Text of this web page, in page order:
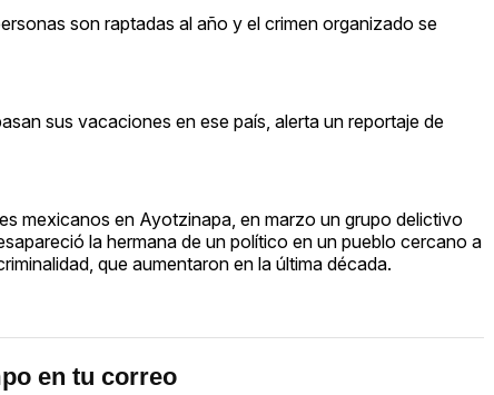
son raptadas al año y el crimen organizado se
sus vacaciones en ese país, alerta un reportaje de
mexicanos en Ayotzinapa, en marzo un grupo delictivo
la hermana de un político en un pueblo cercano a
que aumentaron en la última década.
en tu correo